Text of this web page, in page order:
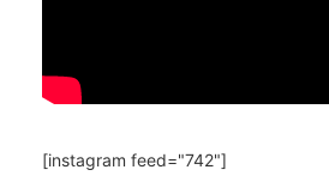
[instagram feed="742"]